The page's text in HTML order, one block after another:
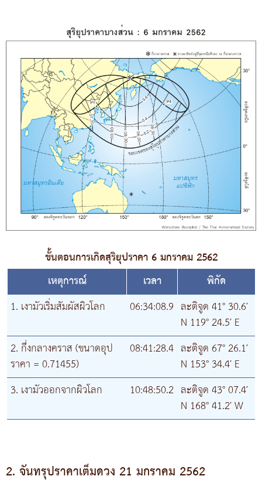
ขั้นตอนการเกิดสุริยุปราคา 6 มกราคม 2562
เหตุการณ์
เวลา
พิกัด
1. เงามัวเริ่มสัมผัสผิวโลก
06:34:08.9 ละติจูด 41° 30.6′
N 119° 24.5′ E
2. กึ่งกลางคราส (ขนาดอุป
ราคา = 0.71455)
08:41:28.4 ละติจูด 67° 26.1′
N 153° 34.4′ E
3. เงามัวออกจากผิวโลก
10:48:50.2 ละติจูด 43° 07.4′
N 168° 41.2′ W
2. จันทรุปราคาเต็มดวง 21 มกราคม 2562